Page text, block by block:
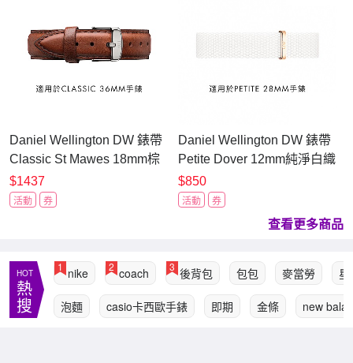
Daniel Wellington DW 錶帶
Classic St Mawes 18mm棕
色真皮錶帶-銀
DW00200052
$1437
活動 券
Daniel Wellington DW 錶帶
Petite Dover 12mm純淨白織
紋錶帶-玫瑰金
DW00200168
$850
活動 券
查看更多商品
HOT
熱
搜
1 nike 2 coach 3 後背包 包包 麥當勞
泡麵 casio卡西歐手錶 即期 金條 new